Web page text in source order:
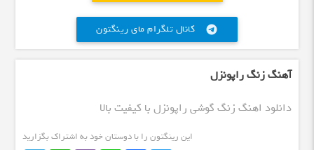
کانال تلگرام مای رینگتون telegram
آهنگ زنگ راپونزل
دانلود اهنگ زنگ گوشی راپونزل با کیفیت بالا
این رینگتون را با دوستان خود به اشتراک بگزارید